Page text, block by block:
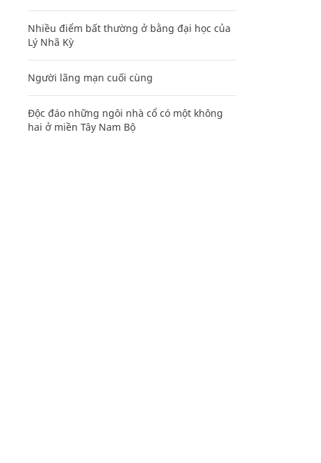
Nhiều điểm bất thường ở bằng đại học của
Lý Nhã Kỳ
Người lãng mạn cuối cùng
Độc đáo những ngôi nhà cổ có một không
hai ở miền Tây Nam Bộ